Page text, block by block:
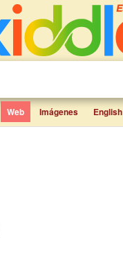
Web Imágenes English